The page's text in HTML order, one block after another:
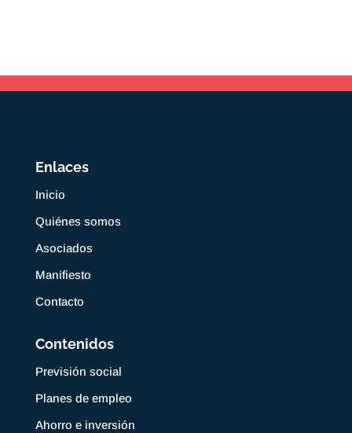
Enlaces
Inicio
Quiénes somos
Asociados
Manifiesto
Contacto
Contenidos
Previsión social
Planes de empleo
Ahorro e inversión